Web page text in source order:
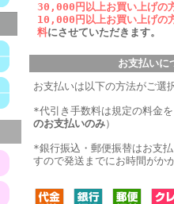
30,000円以上お買い上げの
10,000円以上お買い上げの
料にさせていただきます。
お支払いに
お支払いは以下の方法がご選
*代引き手数料は規定の料金
のお支払いのみ）
*銀行振込・郵便振替はお支
すので発送までにお時間がか